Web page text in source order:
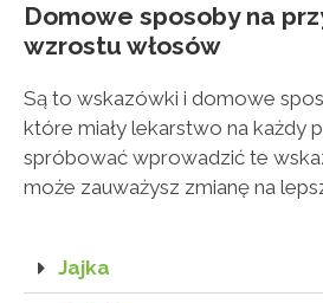
Domowe sposoby na
wzrostu włosów
Są to wskazówki i domowe
które miały lekarstwo na każdy
spróbować wprowadzić te
może zauważysz zmianę na
Jajka